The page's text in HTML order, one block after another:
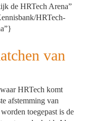
de HRTech Arena”
HRTech-
van
HRTech komt
afstemming van
toegepast is de